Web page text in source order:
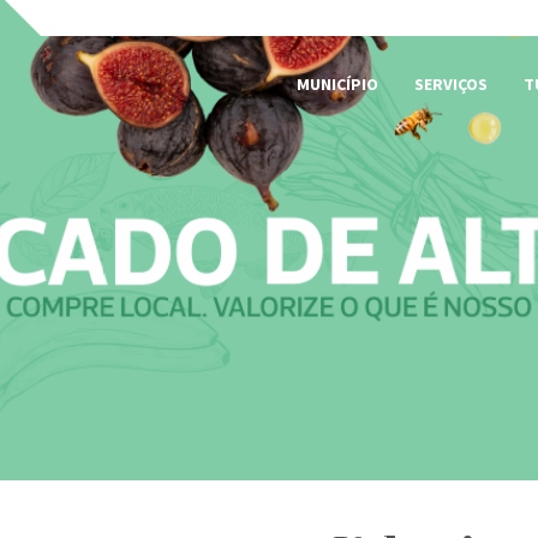
MUNICÍPIO
SERVIÇOS